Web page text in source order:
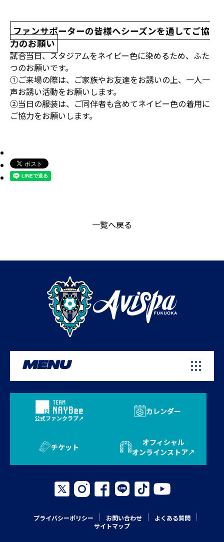
ファンサポーターの皆様へシーズンを通してご協
力のお願い
試合当日、スタジアムをネイビー色に染めるため、ふた
つのお願いです。
①ご来場の際は、ご家族やお友達をお誘いの上、一人一
声お誘い活動をお願いします。
②当日の服装は、ご同伴者も含めてネイビー色の着用に
ご協力をお願いします。
一覧へ戻る
MENU
公式ファンクラブ
カレンダー
チケット
オフィシャル
オンラインストア
プライバシーポリシー お問い合わせ
よくある質問
サイトマップ